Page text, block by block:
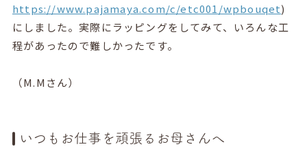
https://www.pajamaya.com/c/etc001/wpbouqet)
にしました。実際にラッピングをしてみて、いろんな工
程があったので難しかったです。
（M.Mさん）
いつもお仕事を頑張るお母さんへ